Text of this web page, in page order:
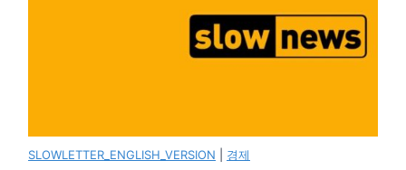
SLOWLETTER_ENGLISH_VERSION 경제